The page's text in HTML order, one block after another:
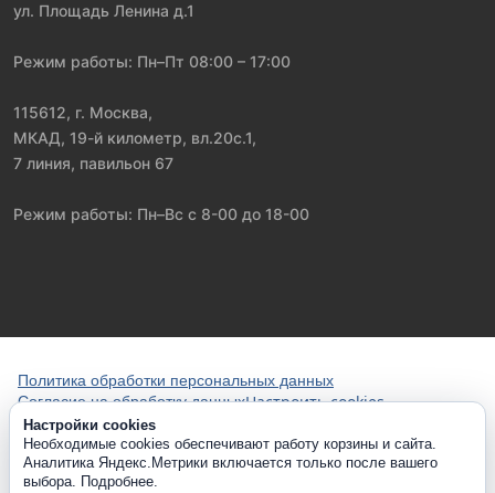
ул. Площадь Ленина д.1
Режим работы: Пн–Пт 08:00 – 17:00
115612, г. Москва,
МКАД, 19-й километр, вл.20с.1,
7 линия, павильон 67
Режим работы: Пн–Вс с 8-00 до 18-00
Политика обработки персональных данных
Согласие на обработку данныхНастроить cookies
Настройки cookies
Необходимые cookies обеспечивают работу корзины и сайта.
Аналитика Яндекс.Метрики включается только после вашего
выбора. Подробнее.